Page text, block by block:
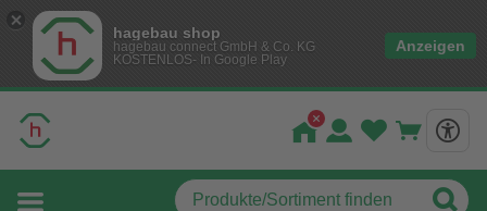
hagebau shop
hagebau connect GmbH & Co. KG
KOSTENLOS- In Google Play
Anzeigen